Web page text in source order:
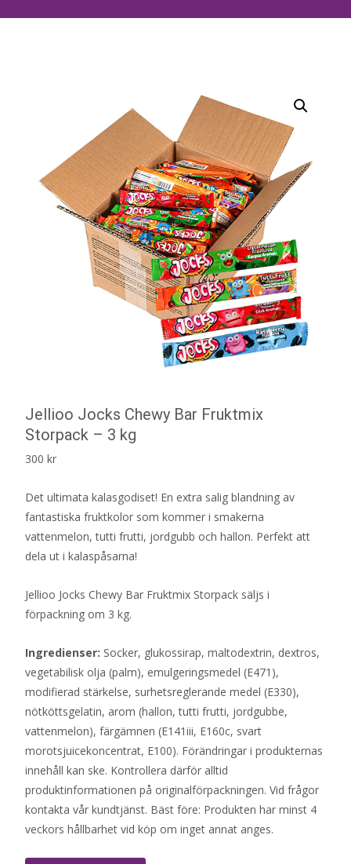
Jellioo Jocks Chewy Bar Fruktmix
Storpack – 3 kg
300 kr
Det ultimata kalasgodiset! En extra salig blandning av
fantastiska fruktkolor som kommer i smakerna
vattenmelon, tutti frutti, jordgubb och hallon. Perfekt att
dela ut i kalaspåsarna!
Jellioo Jocks Chewy Bar Fruktmix Storpack säljs i
förpackning om 3 kg.
Ingredienser: Socker, glukossirap, maltodextrin, dextros,
vegetabilisk olja (palm), emulgeringsmedel (E471),
modifierad stärkelse, surhetsreglerande medel (E330),
nötköttsgelatin, arom (hallon, tutti frutti, jordgubbe,
vattenmelon), färgämnen (E141iii, E160c, svart
morotsjuicekoncentrat, E100). Förändringar i produkternas
innehåll kan ske. Kontrollera därför alltid
produktinformationen på originalförpackningen. Vid frågor
kontakta vår kundtjänst. Bäst före: Produkten har minst 4
veckors hållbarhet vid köp om inget annat anges.